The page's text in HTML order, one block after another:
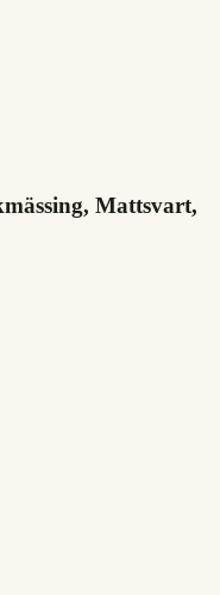
Mattsvart,